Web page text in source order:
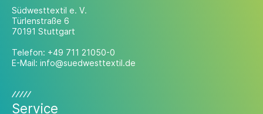
Südwesttextil e. V.
Türlenstraße 6
70191 Stuttgart
Telefon: +49 711 21050-0
E-Mail: info@suedwesttextil.de
Service